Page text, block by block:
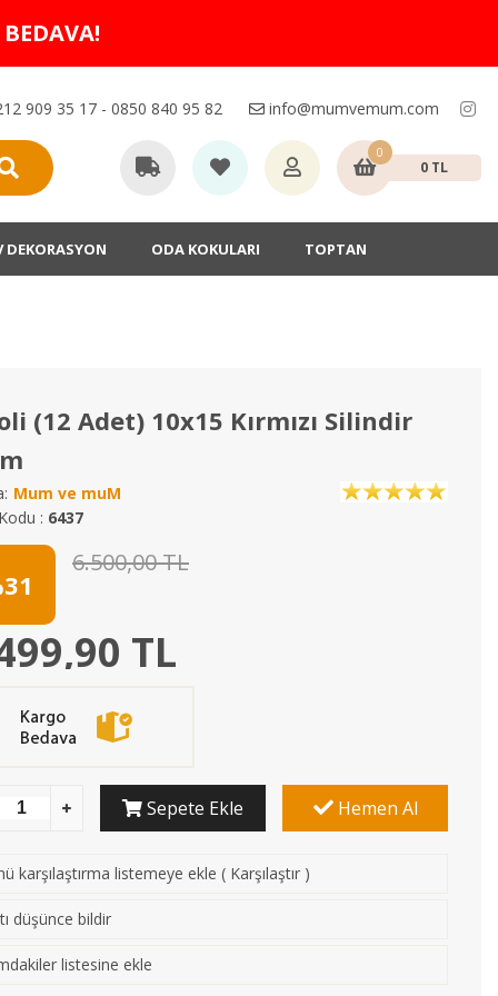
909 35 17 - 0850 840 95 82 info@mumvemum.com
0
0 TL
DEKORASYON ODA KOKULARI TOPTAN
(12 Adet) 10x15 Kırmızı Silindir
Mum ve muM
: 6437
6.500,00 TL
TL
Sepete Ekle Hemen Al
karşılaştırma listemeye ekle ( Karşılaştır )
düşünce bildir
listesine ekle